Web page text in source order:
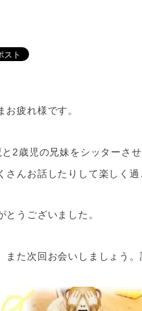
お疲れ様です。
2歳児の兄妹をシッターさ
さんお話したりして楽しく過
とうございました。
また次回お会いしましょう